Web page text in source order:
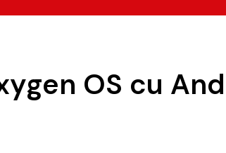
OS cu